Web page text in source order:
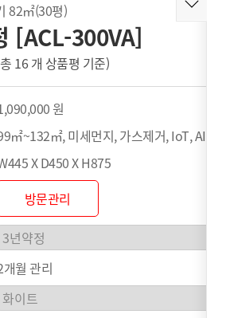
82㎡(30평)
[ACL-300VA]
16 개 상품평 기준)
원
㎡~132㎡, 미세먼지, 가스제거, IoT, AI
X D450 X H875
방문관리
월 관리